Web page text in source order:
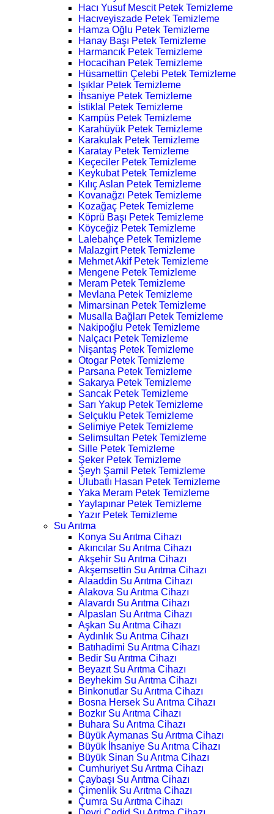
Hacı Yusuf Mescit Petek Temizleme
Hacıveyiszade Petek Temizleme
Hamza Oğlu Petek Temizleme
Hanay Başı Petek Temizleme
Harmancık Petek Temizleme
Hocacihan Petek Temizleme
Hüsamettin Çelebi Petek Temizleme
Işıklar Petek Temizleme
İhsaniye Petek Temizleme
İstiklal Petek Temizleme
Kampüs Petek Temizleme
Karahüyük Petek Temizleme
Karakulak Petek Temizleme
Karatay Petek Temizleme
Keçeciler Petek Temizleme
Keykubat Petek Temizleme
Kılıç Aslan Petek Temizleme
Kovanağzı Petek Temizleme
Kozağaç Petek Temizleme
Köprü Başı Petek Temizleme
Köyceğiz Petek Temizleme
Lalebahçe Petek Temizleme
Malazgirt Petek Temizleme
Mehmet Akif Petek Temizleme
Mengene Petek Temizleme
Meram Petek Temizleme
Mevlana Petek Temizleme
Mimarsinan Petek Temizleme
Musalla Bağları Petek Temizleme
Nakipoğlu Petek Temizleme
Nalçacı Petek Temizleme
Nişantaş Petek Temizleme
Otogar Petek Temizleme
Parsana Petek Temizleme
Sakarya Petek Temizleme
Sancak Petek Temizleme
Sarı Yakup Petek Temizleme
Selçuklu Petek Temizleme
Selimiye Petek Temizleme
Selimsultan Petek Temizleme
Sille Petek Temizleme
Şeker Petek Temizleme
Şeyh Şamil Petek Temizleme
Ulubatlı Hasan Petek Temizleme
Yaka Meram Petek Temizleme
Yaylapınar Petek Temizleme
Yazır Petek Temizleme
Su Arıtma
Konya Su Arıtma Cihazı
Akıncılar Su Arıtma Cihazı
Akşehir Su Arıtma Cihazı
Akşemsettin Su Arıtma Cihazı
Alaaddin Su Arıtma Cihazı
Alakova Su Arıtma Cihazı
Alavardı Su Arıtma Cihazı
Alpaslan Su Arıtma Cihazı
Aşkan Su Arıtma Cihazı
Aydınlık Su Arıtma Cihazı
Batıhadimi Su Arıtma Cihazı
Bedir Su Arıtma Cihazı
Beyazıt Su Arıtma Cihazı
Beyhekim Su Arıtma Cihazı
Binkonutlar Su Arıtma Cihazı
Bosna Hersek Su Arıtma Cihazı
Bozkır Su Arıtma Cihazı
Buhara Su Arıtma Cihazı
Büyük Aymanas Su Arıtma Cihazı
Büyük İhsaniye Su Arıtma Cihazı
Büyük Sinan Su Arıtma Cihazı
Cumhuriyet Su Arıtma Cihazı
Çaybaşı Su Arıtma Cihazı
Çimenlik Su Arıtma Cihazı
Çumra Su Arıtma Cihazı